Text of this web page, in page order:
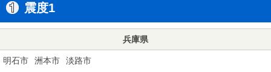
震度1
兵庫県
明石市 洲本市 淡路市